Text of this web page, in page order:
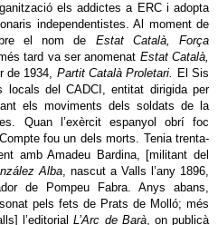
els addictes a ERC i adopta
independentistes. Al moment de
el nom de Estat Català, Força
tard va ser anomenat Estat Català,
de 1934, Partit Català Proletari. El Sis
locals del CADCI, entitat dirigida per
els moviments dels soldats de la
Quan l’exèrcit espanyol obrí foc
fou un dels morts. Tenia trenta-
amb Amadeu Bardina, [militant del
Alba, nascut a Valls l’any 1896,
de Pompeu Fabra. Anys abans,
pels fets de Prats de Molló; més
l’editorialL’Arc de Barà, on publicà